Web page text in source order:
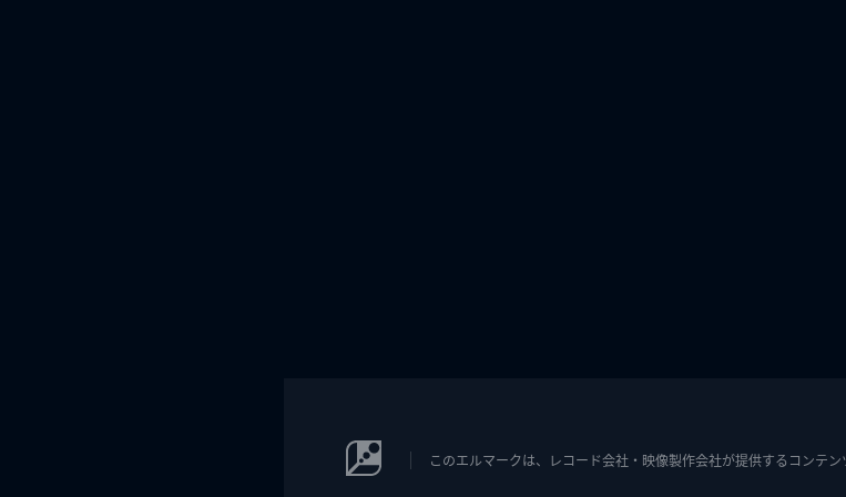
このエルマークは、レコード会社・映像製作会社が提供するコンテ